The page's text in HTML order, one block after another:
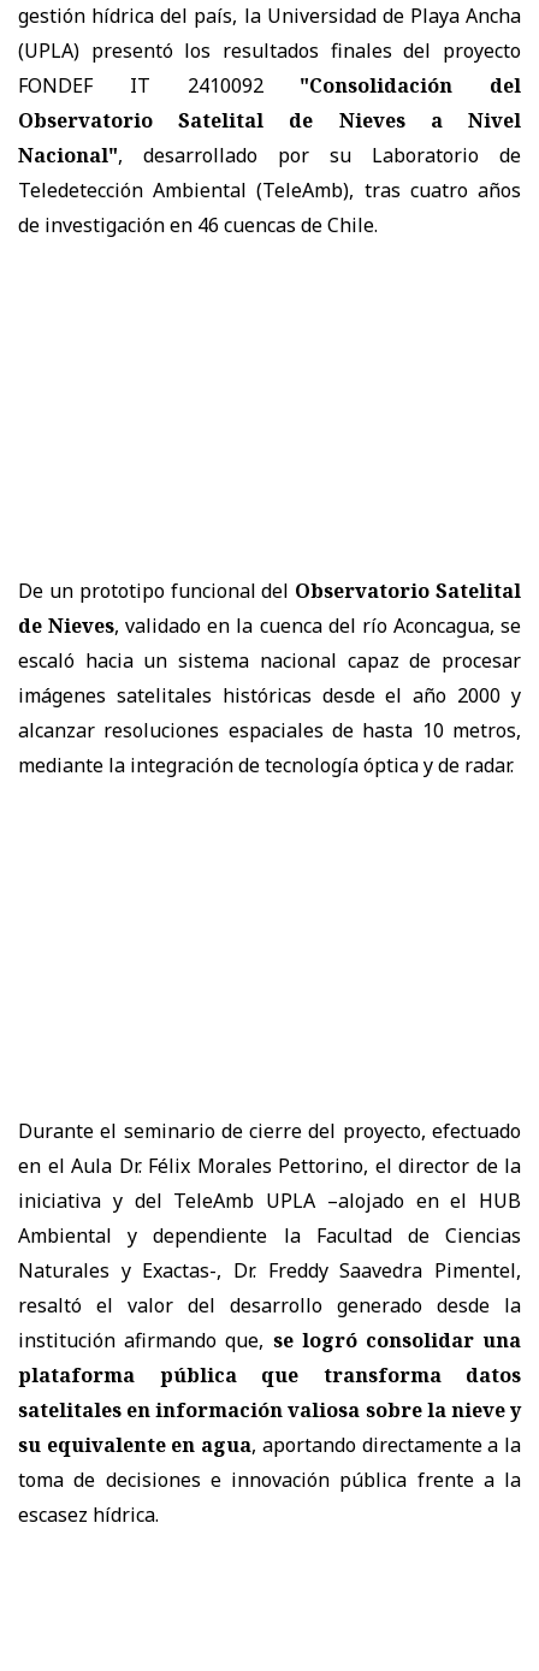
gestión hídrica del país, la Universidad de Playa Ancha
(UPLA) presentó los resultados finales del proyecto
FONDEF IT 2410092
"Consolidación del
Observatorio Satelital de Nieves a Nivel
Nacional", desarrollado por su Laboratorio de
Teledetección Ambiental (TeleAmb), tras cuatro años
de investigación en 46 cuencas de Chile.
De un prototipo funcional del Observatorio Satelital
de Nieves, validado en la cuenca del río Aconcagua, se
escaló hacia un sistema nacional capaz de procesar
imágenes satelitales históricas desde el año 2000 y
alcanzar resoluciones espaciales de hasta 10 metros,
mediante la integración de tecnología óptica y de radar.
Durante el seminario de cierre del proyecto, efectuado
en el Aula Dr. Félix Morales Pettorino, el director de la
iniciativa y del TeleAmb UPLA –alojado en el HUB
Ambiental y dependiente la Facultad de Ciencias
Naturales y Exactas-, Dr. Freddy Saavedra Pimentel,
resaltó el valor del desarrollo generado desde la
institución afirmando que, se logró consolidar una
plataforma pública que transforma datos
satelitales en información valiosa sobre la nieve y
su equivalente en agua, aportando directamente a la
toma de decisiones e innovación pública frente a la
escasez hídrica.